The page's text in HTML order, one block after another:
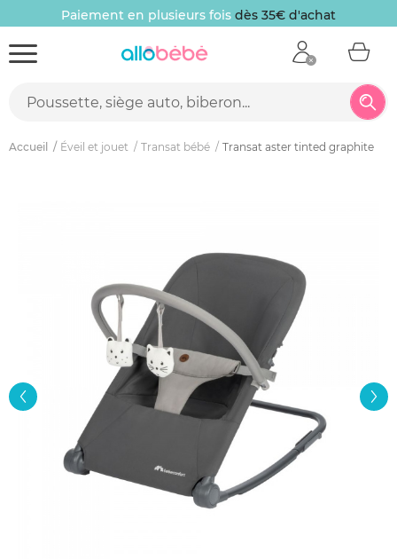
Paiement en plusieurs fois dès 35€ d'achat
Accueil Éveil et jouet Transat bébé Transat aster tinted graphite